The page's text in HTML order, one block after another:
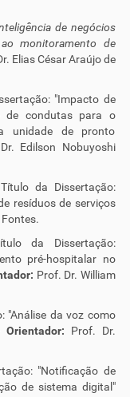
de negócios
monitoramento de
Elias César Araújo de
"Impacto de
de condutas para o
unidade de pronto
Edilson Nobuyoshi
da Dissertação:
resíduos de serviços
da Dissertação:
pré-hospitalar no
Prof. Dr. William
"Análise da voz como
Orientador:
Prof. Dr.
"Notificação de
de sistema digital"